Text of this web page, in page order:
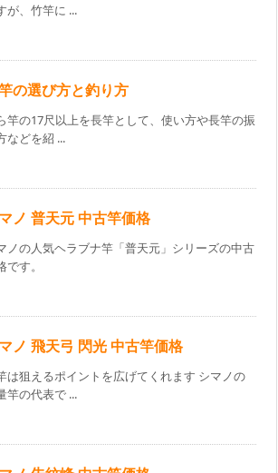
が、竹竿に ...
の選び方と釣り方
竿の17尺以上を長竿として、使い方や長竿の振
などを紹 ...
ノ 普天元 中古竿価格
ノの人気ヘラブナ竿「普天元」シリーズの中古
です。
ノ 飛天弓 閃光 中古竿価格
は狙えるポイントを広げてくれます シマノの
竿の代表で ...